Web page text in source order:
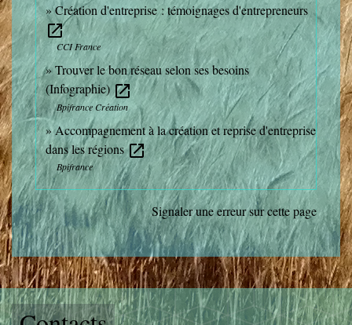
Création d'entreprise : témoignages d'entrepreneurs
open_in_new
CCI France
Trouver le bon réseau selon ses besoins
(Infographie)open_in_new
Bpifrance Création
Accompagnement à la création et reprise d'entreprise
dans les régionsopen_in_new
Bpifrance
Signaler une erreur sur cette page